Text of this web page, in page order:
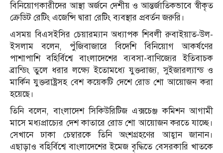
বিনিয়োগকারীদের আস্থা অর্জনে দেশীয় ও আন্তর্জাতিকভাবে স্বীকৃত
ক্রেডিট রেটিং এজেন্সি দ্বারা রেটিং ব্যবস্থার প্রবর্তন জরুরি।
এসময় বিএসইসির চেয়ারম্যান অধ্যাপক শিবলী রুবাইয়াত-উল-
ইসলাম বলেন, পুঁজিবাজারে বিদেশি বিনিয়োগ আকর্ষণের
পাশাপাশি বহির্বিশ্বে বাংলাদেশের ব্যবসা-বাণিজ্যের ইতিবাচক
ব্রান্ডিং তুলে ধরার লক্ষ্যে ইতোমধ্যে যুক্তরাজ্য, সুইজারল্যান্ড ও
মার্কিন যুক্তরাষ্ট্রসহ বেশ কয়েকটি দেশে রোড শো আয়োজন করা
হয়েছে।
তিনি বলেন, বাংলাদেশ সিকিউরিটিজ এক্সচেঞ্জ কমিশন আগামী
মাসে মধ্যপ্রাচ্যের দেশ কাতারে রোড শো আয়োজন করতে যাচ্ছে।
সেখানে ঢাকা চেম্বারকে তিনি অংশগ্রহণের আহ্বান জানান।
এছাড়াও বহির্বিশ্বে বাংলাদেশের ইমেজ বৃদ্ধিতে বেসরকারি খাতকে